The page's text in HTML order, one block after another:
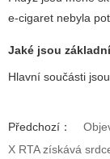
e-cigaret nebyla
Jaké jsou
Hlavní součásti
Předchozí：
X RTA získává